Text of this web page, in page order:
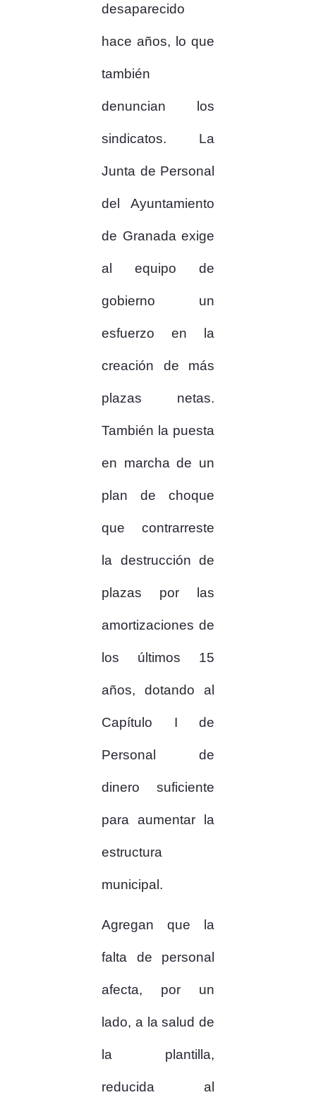
desaparecido
hace años, lo que
también
denuncian los
sindicatos. La
Junta de Personal
del Ayuntamiento
de Granada exige
al equipo de
gobierno un
esfuerzo en la
creación de más
plazas netas.
También la puesta
en marcha de un
plan de choque
que contrarreste
la destrucción de
plazas por las
amortizaciones de
los últimos 15
años, dotando al
Capítulo I de
Personal de
dinero suficiente
para aumentar la
estructura
municipal.
Agregan que la
falta de personal
afecta, por un
lado, a la salud de
la plantilla,
reducida al